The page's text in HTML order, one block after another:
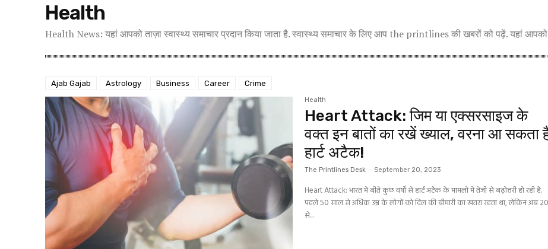
Health
Health News: यहां आपको ताज़ा स्वास्थ्य समाचार प्रदान किया जाता है. स्वास्थ्य समाचार के लिए आप the printlines की खबरों को पढ़ें. यहां आपको
Ajab Gajab Astrology Business Career Crime
Health
Heart Attack: जिम या एक्सरसाइज के
वक्त इन बातों का रखें ख्याल, वरना आ सकता
हार्ट अटैक!
The Printlines Desk - September 20, 2023
Heart Attack: भारत में बीते कुछ वर्षों से हार्ट अटैक के मामलों में तेजी से बढ़ोत्तरी हो रही है.
पहले 50 साल से अधिक उम्र के लोगों को दिल की बीमारी का खतरा रहता था, लेकिन अब 20
से...